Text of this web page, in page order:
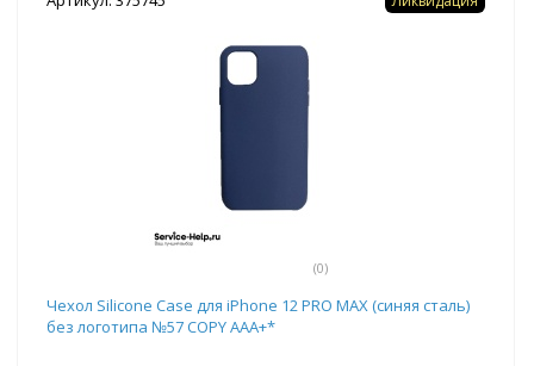
(0)
Чехол Silicone Case для iPhone 12 PRO MAX (синяя сталь)
без логотипа №57 COPY AAA+*